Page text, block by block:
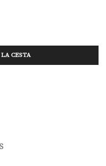
CESTA